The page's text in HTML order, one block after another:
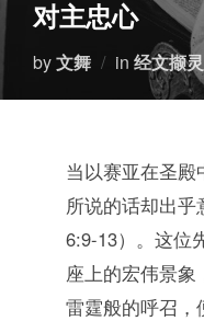
对主忠心
by文舞 in 经文撷灵
当以赛亚在圣
所说的话却出
6:9-13）。这位
座上的宏伟景象
雷霆般的呼召，